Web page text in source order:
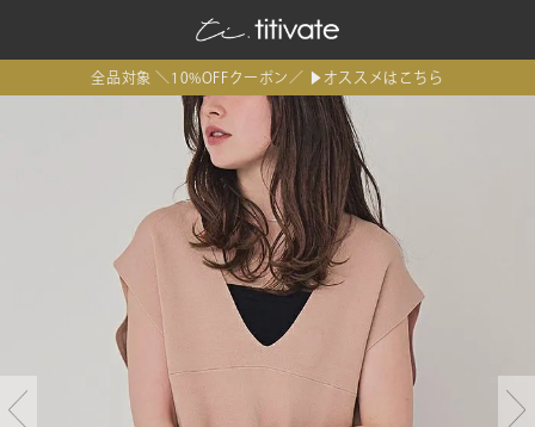
全品対象 ＼10%OFFクーポン／ ▶オススメはこちら